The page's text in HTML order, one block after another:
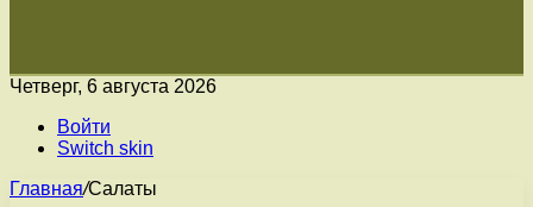
Четверг, 6 августа 2026
Войти
Switch skin
Главная/Салаты